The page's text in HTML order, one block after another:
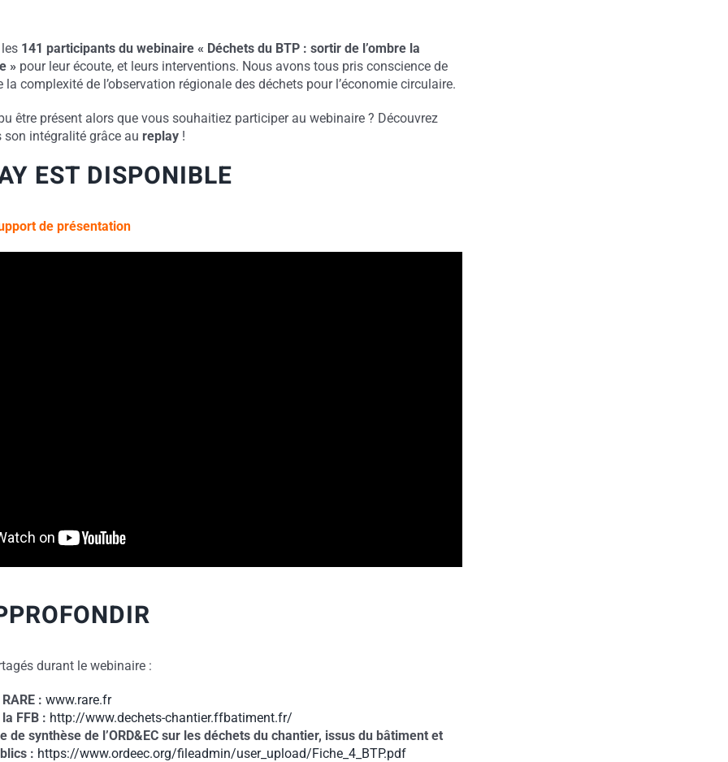
141 participants du webinaire « Déchets du BTP : sortir de l’ombre la
» pour leur écoute, et leurs interventions. Nous avons tous pris conscience de
la complexité de l’observation régionale des déchets pour l’économie circulaire.
être présent alors que vous souhaitiez participer au webinaire ? Découvrez
son intégralité grâce au replay !
EST DISPONIBLE
de présentation
durant le webinaire :
: www.rare.fr
FFB : http://www.dechets-chantier.ffbatiment.fr/
de synthèse de l’ORD&EC sur les déchets du chantier, issus du bâtiment et
: https://www.ordeec.org/fileadmin/user_upload/Fiche_4_BTP.pdf